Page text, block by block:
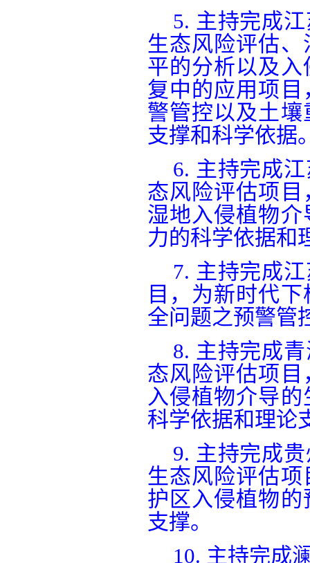
5. 主持完成
生态风险评估
平的分析以及
复中的应用项
警管控以及土
支撑和科学依据
6. 主持完成
态风险评估项
湿地入侵植物
力的科学依据和
7. 主持完成
目，为新时代
全问题之预警管
8. 主持完成
态风险评估项
入侵植物介导
科学依据和理论
9. 主持完成
生态风险评估
护区入侵植物
支撑。
10. 主持完成